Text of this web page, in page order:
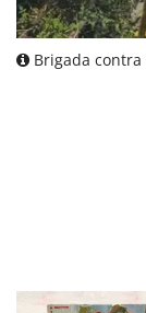
Brigada